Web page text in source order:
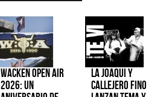
Wacken Open Air
2026: Un
La Joaqui y
Callejero Fino